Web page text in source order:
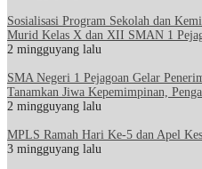
Sosialisasi Program Sekolah dan
Murid Kelas X dan XII SMAN 1
2 mingguyang lalu
SMA Negeri 1 Pejagoan Gelar
Tanamkan Jiwa Kepemimpinan,
2 mingguyang lalu
MPLS Ramah Hari Ke-5 dan Apel
3 mingguyang lalu